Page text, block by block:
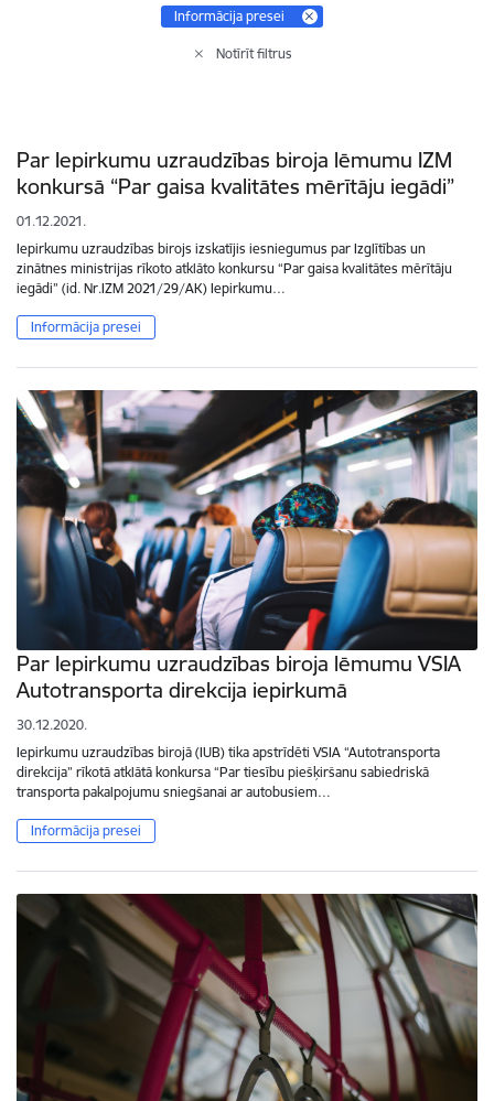
Informācija presei
Notīrīt filtrus
Par Iepirkumu uzraudzības biroja lēmumu IZM
konkursā “Par gaisa kvalitātes mērītāju iegādi”
01.12.2021.
Iepirkumu uzraudzības birojs izskatījis iesniegumus par Izglītības un
zinātnes ministrijas rīkoto atklāto konkursu “Par gaisa kvalitātes mērītāju
iegādi” (id. Nr.IZM 2021/29/AK) Iepirkumu…
Informācija presei
Par Iepirkumu uzraudzības biroja lēmumu VSIA
Autotransporta direkcija iepirkumā
30.12.2020.
Iepirkumu uzraudzības birojā (IUB) tika apstrīdēti VSIA “Autotransporta
direkcija” rīkotā atklātā konkursa “Par tiesību piešķiršanu sabiedriskā
transporta pakalpojumu sniegšanai ar autobusiem…
Informācija presei